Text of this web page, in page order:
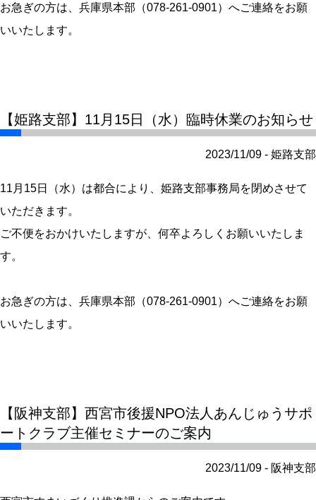
お急ぎの方は、兵庫県本部（078-261-0901）へご連絡をお願
いいたします。
【姫路支部】11月15日（水）臨時休業のお知らせ
2023/11/09 - 姫路支部
11月15日（水）は都合により、姫路支部事務局を閉めさせて
いただきます。
ご不便をおかけいたしますが、何卒よろしくお願いいたしま
す。
お急ぎの方は、兵庫県本部（078-261-0901）へご連絡をお願
いいたします。
【阪神支部】西宮市後援NPO法人あんじゅうサポ
ートクラブ主催セミナーのご案内
2023/11/09 - 阪神支部